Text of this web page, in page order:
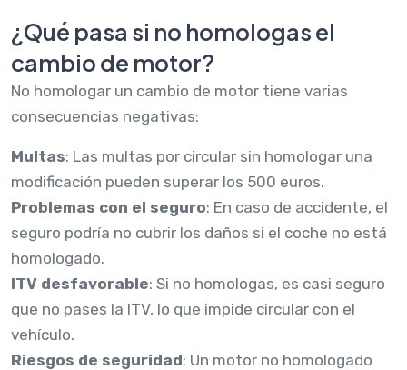
¿Qué pasa si no homologas el
cambio de motor?
No homologar un cambio de motor tiene varias
consecuencias negativas:
Multas: Las multas por circular sin homologar una
modificación pueden superar los 500 euros.
Problemas con el seguro: En caso de accidente, el
seguro podría no cubrir los daños si el coche no está
homologado.
ITV desfavorable: Si no homologas, es casi seguro
que no pases la ITV, lo que impide circular con el
vehículo.
Riesgos de seguridad: Un motor no homologado